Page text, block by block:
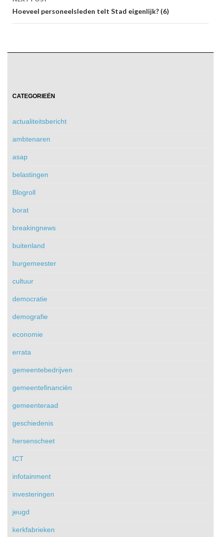
Hoeveel personeelsleden telt Stad eigenlijk? (6)
CATEGORIEËN
actualiteitsbericht
ambtenaren
asap
belastingen
Blogroll
borat
breakingnews
buitenland
burgemeester
cultuur
democratie
demografie
economie
errata
gemeentebedrijven
gemeentefinanciën
gemeenteraad
geschiedenis
hersenscheet
ICT
infotainment
investeringen
jeugd
kerkfabrieken